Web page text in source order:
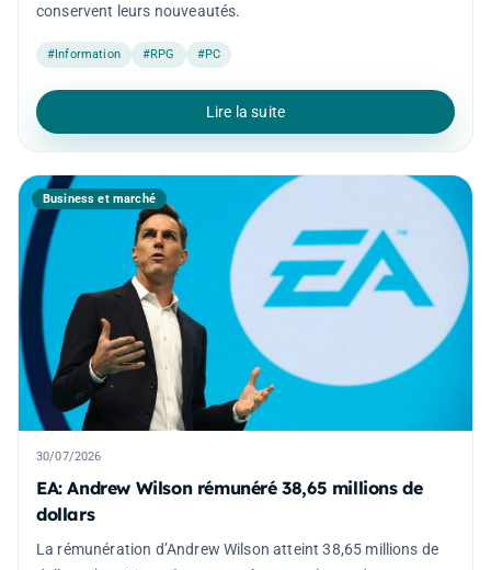
conservent leurs nouveautés.
#Information #RPG #PC
Lire la suite
Business et marché
30/07/2026
EA: Andrew Wilson rémunéré 38,65 millions de
dollars
La rémunération d’Andrew Wilson atteint 38,65 millions de